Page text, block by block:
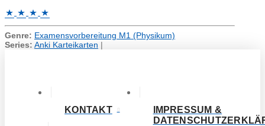
Genre: Examensvorbereitung M1 (Physikum)
Series: Anki Karteikarten |
KONTAKT
IMPRESSUM &